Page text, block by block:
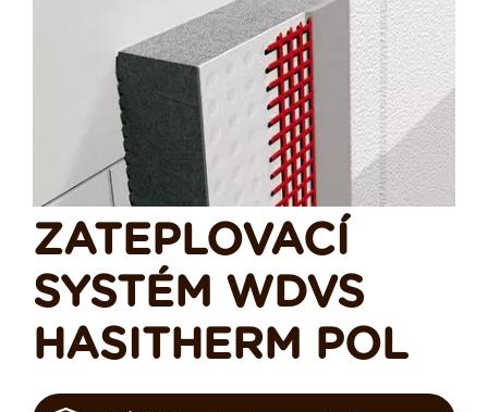
ZATEPLOVACÍ
SYSTÉM WDVS
HASITHERM POL